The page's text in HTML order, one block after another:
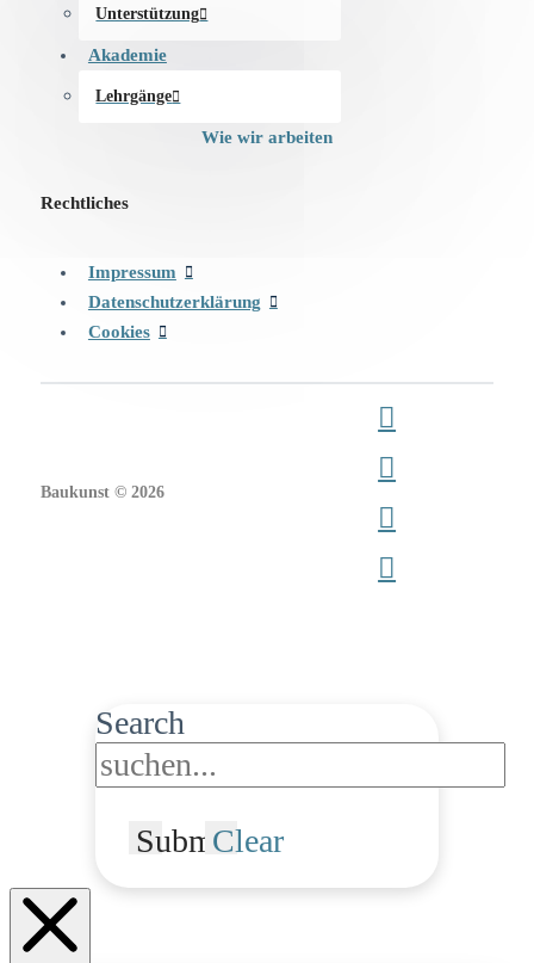
Unterstützung
Akademie
Lehrgänge
Wie wir arbeiten
Rechtliches
Impressum
Datenschutzerklärung
Cookies
Baukunst © 2026
Search
SubmitClear